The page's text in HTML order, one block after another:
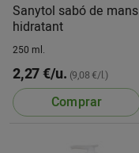
Sanytol sabó de mans
hidratant
250 ml.
2,27 €/u. (9,08 €/l.)
Comprar